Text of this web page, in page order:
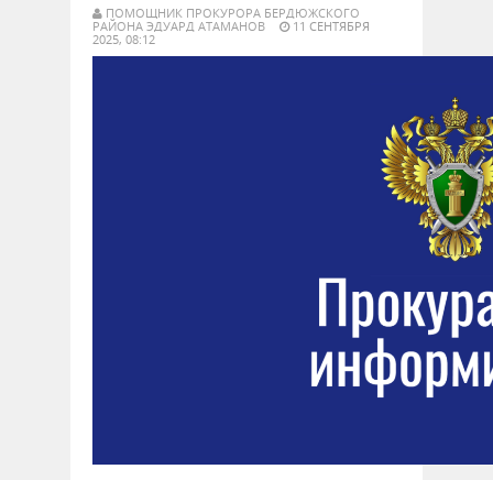
ПОМОЩНИК ПРОКУРОРА БЕРДЮЖСКОГО
РАЙОНА ЭДУАРД АТАМАНОВ
11 СЕНТЯБРЯ
2025, 08:12